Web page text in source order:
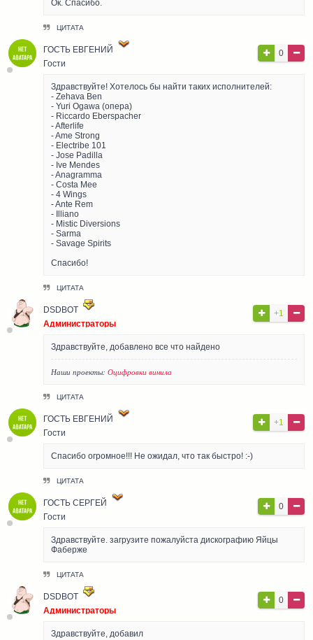
Ок. Спасибо.
ЦИТАТА
ГОСТЬ ЕВГЕНИЙ
Гости
0
Здравствуйте! Хотелось бы найти таких исполнителей:
- Zehava Ben
- Yuri Ogawa (опера)
- Riccardo Eberspacher
- Afterlife
- Ame Strong
- Electribe 101
- Jose Padilla
- Ive Mendes
- Anagramma
- Costa Mee
- 4 Wings
- Ante Rem
- Illiano
- Mistic Diversions
- Sarma
- Savage Spirits
Спасибо!
ЦИТАТА
DSDBOT
Администраторы
+1
Здравствуйте, добавлено все что найдено
Наши проекты: Оцифровки винила
ЦИТАТА
ГОСТЬ ЕВГЕНИЙ
Гости
+1
Спасибо огромное!!! Не ожидал, что так быстро! :-)
ЦИТАТА
ГОСТЬ СЕРГЕЙ
Гости
0
Здравствуйте. загрузите пожалуйста дискографию Яйцы
Фаберже
ЦИТАТА
DSDBOT
Администраторы
0
Здравствуйте, добавил